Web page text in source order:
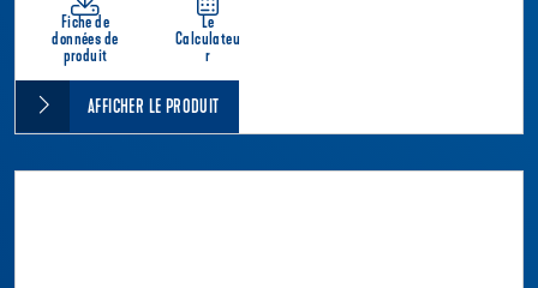
Fiche de
données de
produit
Le
Calculateu
r
AFFICHER LE PRODUIT